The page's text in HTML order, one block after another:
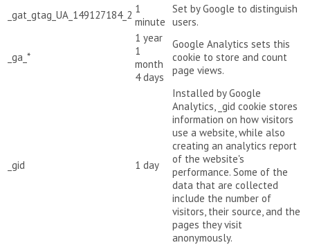
_gat_gtag_UA_149127184_2 1
minute
Set by Google to distinguish
users.
_ga_*
1 year
1
month
4 days
Google Analytics sets this
cookie to store and count
page views.
_gid 1 day
Installed by Google
Analytics, _gid cookie stores
information on how visitors
use a website, while also
creating an analytics report
of the website's
performance. Some of the
data that are collected
include the number of
visitors, their source, and the
pages they visit
anonymously.